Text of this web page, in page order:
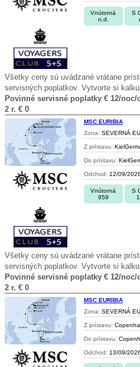
Vnútorná
n.d.
S
Všetky ceny sú uvádzané vrátane
servisných poplatkov. Vytvorte si
Povinné servisné poplatky € 12/
2 r. € 0
MSC EURIBIA
Zona: SEVERNÁ
Z prístavu:
Do prístavu:
Odchod: 12/09/2026
Vnútorná
959
S
Všetky ceny sú uvádzané vrátane
servisných poplatkov. Vytvorte si
Povinné servisné poplatky € 12/
2 r. € 0
MSC EURIBIA
Zona: SEVERNÁ
Z prístavu:
Do prístavu:
Odchod: 13/09/2026